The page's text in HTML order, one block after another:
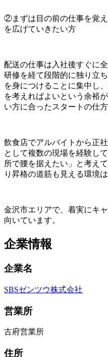
②まずは目の前の仕事を覚
を広げていきたい方
配送の仕事は入社後すぐに
研修を経て段階的に独り立
を身につけることに集中し
を考えればよいという余裕
い方に合ったスタートの仕方
飲食店でアルバイトから正
として複数の現場を経験し
所で腰を据えたい」と考え
り昇格の道筋も見える環境
金沢市エリアで、着実にキ
向いています。
企業情報
企業名
SBSゼンツウ株式会社
営業所
古府営業所
住所